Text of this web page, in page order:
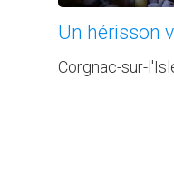
Un hérisson
Corgnac-sur-